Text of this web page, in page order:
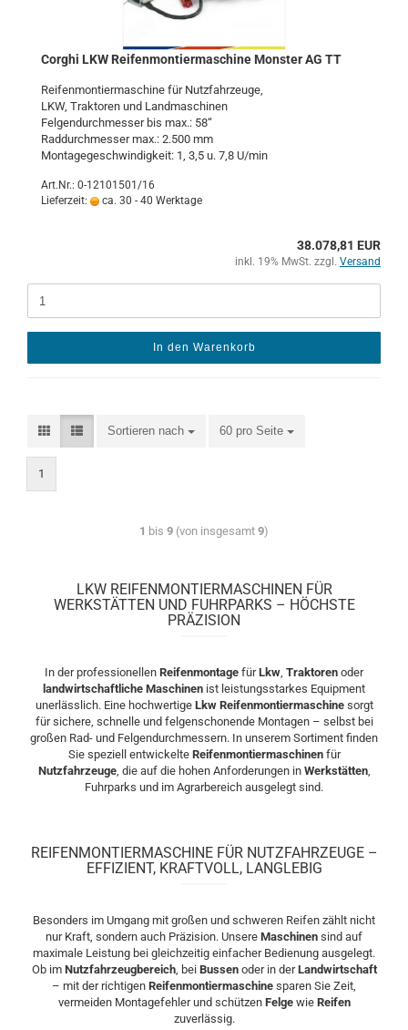
Cor­ghi LKW Rei­fen­mon­tier­ma­schi­ne Mons­ter AG TT
Rei­fen­mon­tier­ma­schi­ne für Nutz­fahr­zeu­ge,
LKW, Trak­to­ren und Land­ma­schi­nen
Fel­gen­durch­mes­ser bis max.: 58“
Rad­durch­mes­ser max.: 2.500 mm
Mon­ta­ge­ge­schwin­dig­keit: 1, 3,5 u. 7,8 U/min
Art.Nr.: 0-12101501/16
Lieferzeit:
ca. 30 - 40 Werktage
38.078,81 EUR
inkl. 19% MwSt. zzgl. Versand
In den Warenkorb
Sortieren nach 60 pro Seite
1
1 bis 9 (von insgesamt 9)
LKW REIFENMONTIERMASCHINEN FÜR
WERKSTÄTTEN UND FUHRPARKS – HÖCHSTE
PRÄZISION
In der professionellen Reifenmontage fürLkw, Traktoren oder
landwirtschaftliche Maschinen ist leistungsstarkes Equipment
unerlässlich. Eine hochwertige Lkw Reifenmontiermaschine sorgt
für sichere, schnelle und felgenschonende Montagen – selbst bei
großen Rad- und Felgendurchmessern. In unserem Sortiment finden
Sie speziell entwickelte Reifenmontiermaschinen für
Nutzfahrzeuge, die auf die hohen Anforderungen in Werkstätten,
Fuhrparks und im Agrarbereich ausgelegt sind.
REIFENMONTIERMASCHINE FÜR NUTZFAHRZEUGE –
EFFIZIENT, KRAFTVOLL, LANGLEBIG
Besonders im Umgang mit großen und schweren Reifen zählt nicht
nur Kraft, sondern auch Präzision. Unsere Maschinen sind auf
maximale Leistung bei gleichzeitig einfacher Bedienung ausgelegt.
Ob im Nutzfahrzeugbereich, bei Bussen oder in derLandwirtschaft
– mit der richtigen Reifenmontiermaschine sparen Sie Zeit,
vermeiden Montagefehler und schützen Felge wie Reifen
zuverlässig.